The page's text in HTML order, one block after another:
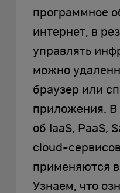
программное
интернет, в
управлять
можно
браузер или
приложения. В
об IaaS, PaaS,
cloud-
применяются
Узнаем, что